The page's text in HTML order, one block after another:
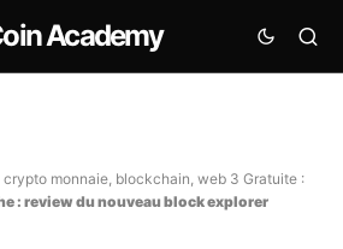
Academy
crypto monnaie, blockchain, web 3 Gratuite :
: review du nouveau block explorer